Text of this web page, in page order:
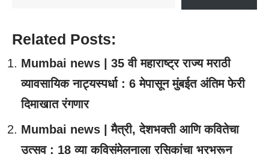
Related Posts:
Mumbai news | 35 वी महाराष्ट्र राज्य मराठी
व्यावसायिक नाट्यस्पर्धा : 6 मेपासून मुंबईत अंतिम फेरी
दिमाखात रंगणार
Mumbai news | मैत्री, देशभक्ती आणि कवितेचा
उत्सव : 18 व्या कविसंमेलनाला रसिकांचा भरभरून